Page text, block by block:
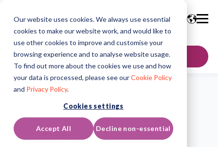
Our website uses cookies. We always use essential
cookies to make our website work, and would like to
use other cookies to improve and customise your
browsing experience and to analyse website usage.
To find out more about the cookies we use and how
your data is processed, please see ourCookie Policy
and Privacy Policy.
Cookies settings
Accept All Decline non-essential
Contactez-nous
Home Resources/Top Tips Guides
Top Tips Guide
Mise à jour le: juin 22, 2026